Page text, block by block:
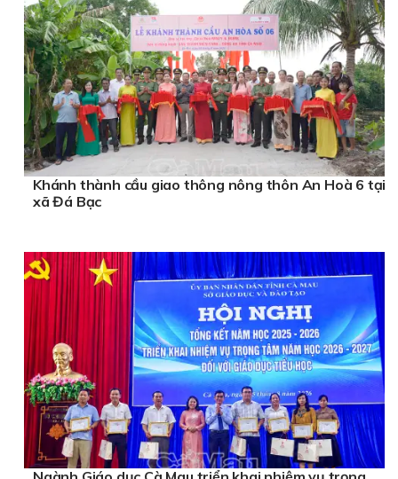
Khánh thành cầu giao thông nông thôn An Hoà 6 tại
xã Đá Bạc